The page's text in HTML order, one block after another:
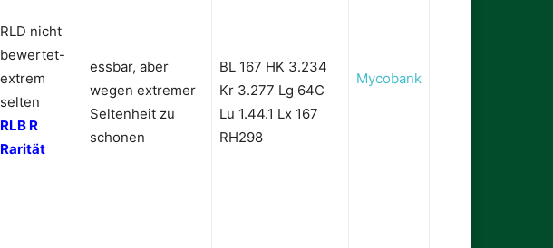
RLD nicht
bewertet-
extrem
selten
RLB R
Rarität
essbar, aber
wegen extremer
Seltenheit zu
schonen
BL 167 HK 3.234
Kr 3.277 Lg 64C
Lu 1.44.1 Lx 167
RH298
Mycobank